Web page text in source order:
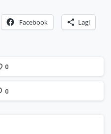
Facebook Lagi
0
0